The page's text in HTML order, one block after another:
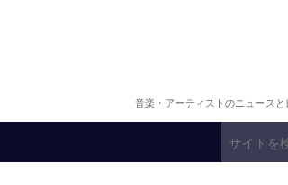
音楽・アーティストのニュース